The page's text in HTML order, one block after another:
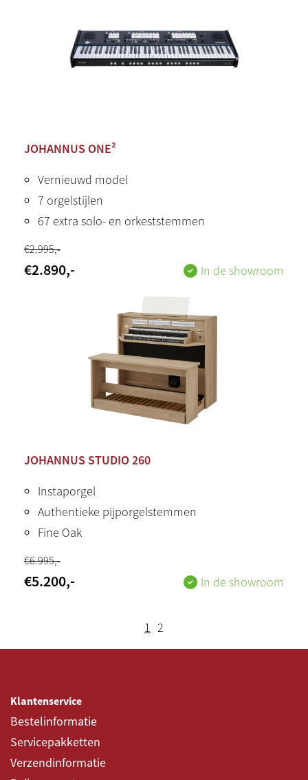
JOHANNUS ONE²
Vernieuwd model
7 orgelstijlen
67 extra solo- en orkeststemmen
€2.995,-
€2.890,- In de showroom
JOHANNUS STUDIO 260
Instaporgel
Authentieke pijporgelstemmen
Fine Oak
€6.995,-
€5.200,- In de showroom
1 2
Klantenservice
Bestelinformatie
Servicepakketten
Verzendinformatie